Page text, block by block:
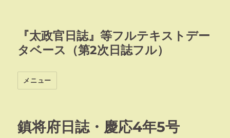
『太政官日誌』等フルテキストデー
タベース（第2次日誌フル）
メニュー
鎮将府日誌・慶応4年5号